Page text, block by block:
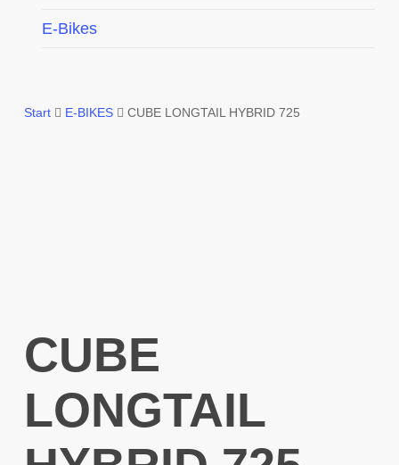
E-Bikes
Start E-BIKES CUBE LONGTAIL HYBRID 725
CUBE
LONGTAIL